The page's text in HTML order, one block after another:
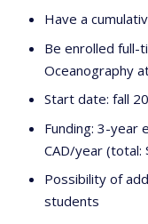
Have a
Be enrolled full-
Oceanography
Start date: fall
Funding: 3-year
CAD/year (total:
Possibility of
students